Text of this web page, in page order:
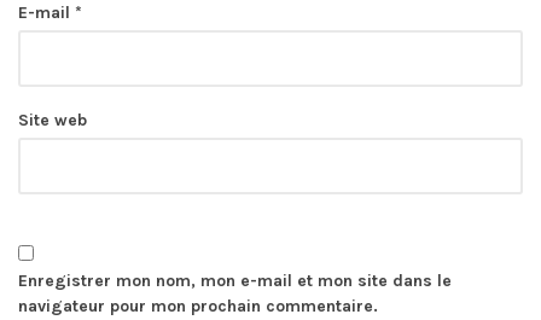
E-mail *
Site web
Enregistrer mon nom, mon e-mail et mon site dans le
navigateur pour mon prochain commentaire.